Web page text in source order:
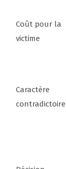
Coût pour la
victime
Caractère
contradictoire